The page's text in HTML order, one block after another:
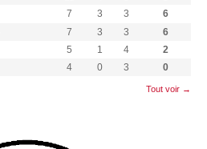
7 3 3
6
7 3 3
6
5 1 4
2
4 0 3 0
Tout voir →